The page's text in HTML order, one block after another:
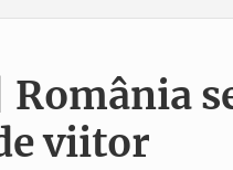
viitor